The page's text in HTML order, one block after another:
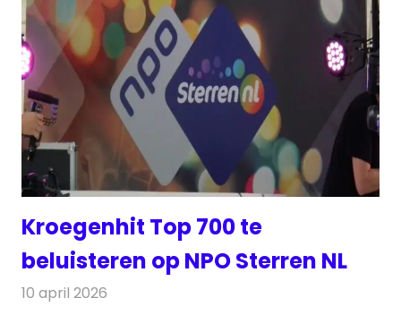
Kroegenhit Top 700 te
beluisteren op NPO Sterren NL
10 april 2026